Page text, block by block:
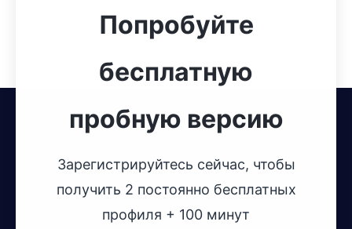
Попробуйте
бесплатную
пробную версию
Зарегистрируйтесь сейчас, чтобы
получить 2 постоянно бесплатных
профиля + 100 минут